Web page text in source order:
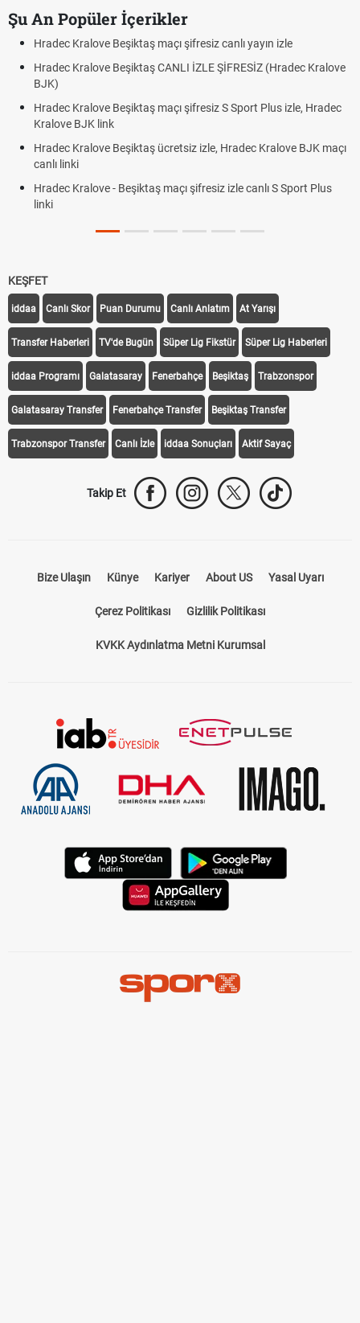
Şu An Popüler İçerikler
Hradec Kralove Beşiktaş maçı şifresiz canlı yayın izle
Hradec Kralove Beşiktaş CANLI İZLE ŞİFRESİZ (Hradec Kralove
BJK)
Hradec Kralove Beşiktaş maçı şifresiz S Sport Plus izle, Hradec
Kralove BJK link
Hradec Kralove Beşiktaş ücretsiz izle, Hradec Kralove BJK maçı
canlı linki
Hradec Kralove - Beşiktaş maçı şifresiz izle canlı S Sport Plus
linki
KEŞFET
iddaa Canlı Skor Puan Durumu Canlı Anlatım At Yarışı
Transfer Haberleri TV'de Bugün Süper Lig Fikstür Süper Lig Haberleri
iddaa Programı Galatasaray Fenerbahçe Beşiktaş Trabzonspor
Galatasaray Transfer Fenerbahçe Transfer Beşiktaş Transfer
Trabzonspor Transfer Canlı İzle iddaa Sonuçları Aktif Sayaç
Takip Et
Bize Ulaşın Künye Kariyer About US Yasal Uyarı
Çerez Politikası Gizlilik Politikası
KVKK Aydınlatma Metni Kurumsal